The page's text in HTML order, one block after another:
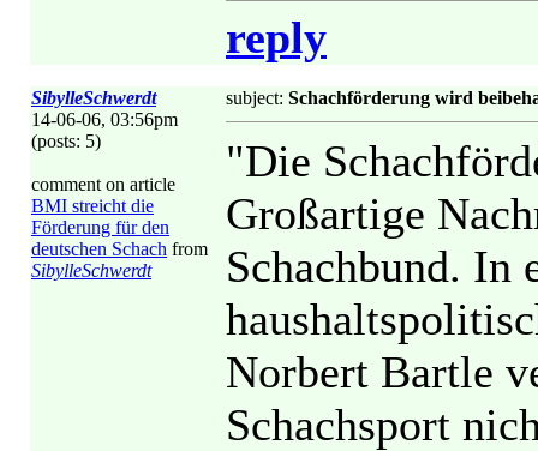
reply
SibylleSchwerdt
14-06-06, 03:56pm
(posts: 5)
comment on article
BMI streicht die
Förderung für den
deutschen Schach from
SibylleSchwerdt
subject: Schachförderung wird
"Die
Großartige
Schachbund. In
Norbert Bartle
Schachsport